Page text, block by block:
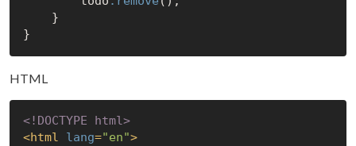
HTML
<!DOCTYPE html>
<html lang="en">